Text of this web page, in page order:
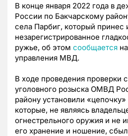
В конце января 2022 года в
России по Бакчарскому
села Парбиг, который принес
незарегистрированное
ружье, об этом сообщается
управления МВД.
В ходе проведения проверки
уголовного розыска ОМВД
району установили
которые, не являясь
огнестрельного оружия и не
его хранение и ношение,